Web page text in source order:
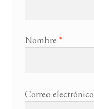
Nombre *
Correo electrónico